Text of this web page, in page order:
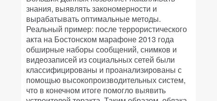
знания, выявлять закономерности и
вырабатывать оптимальные методы.
Реальный пример: после террористического
акта на Бостонском марафоне 2013 года
обширные наборы сообщений, снимков и
видеозаписей из социальных сетей были
классифицированы и проанализированы с
помощью высокопроизводительных систем,
что в конечном итоге помогло выявить